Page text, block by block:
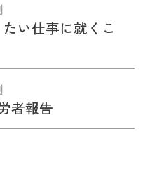
たい仕事に就くこ
者報告